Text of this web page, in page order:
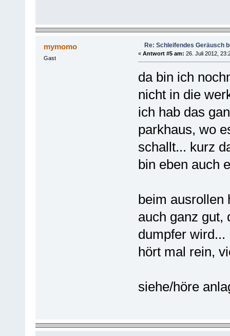
mymomo
Gast
Re: Schleifendes Geräusch
« Antwort #5 am: 26. Juli 2012,
da bin ich
nicht in die
ich hab das
parkhaus, wo
schallt... kurz
bin eben auch
beim ausrollen
auch ganz gut,
dumpfer wird...
hört mal rein,
siehe/höre